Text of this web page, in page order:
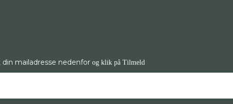
din mailadresse nedenfor og klik på Tilmeld